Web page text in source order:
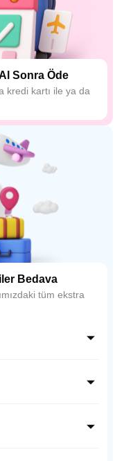
Sonra Öde
kredi kartı ile ya da
Bedava
tüm ekstra
eşliğinde özel bir
ziyaret ederek